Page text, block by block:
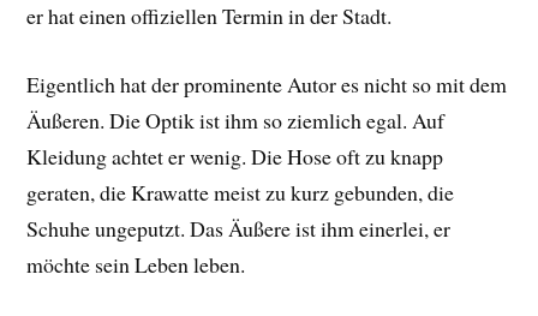
er hat einen offiziellen Termin in der Stadt.
Eigentlich hat der prominente Autor es nicht so mit dem
Äußeren. Die Optik ist ihm so ziemlich egal. Auf
Kleidung achtet er wenig. Die Hose oft zu knapp
geraten, die Krawatte meist zu kurz gebunden, die
Schuhe ungeputzt. Das Äußere ist ihm einerlei, er
möchte sein Leben leben.